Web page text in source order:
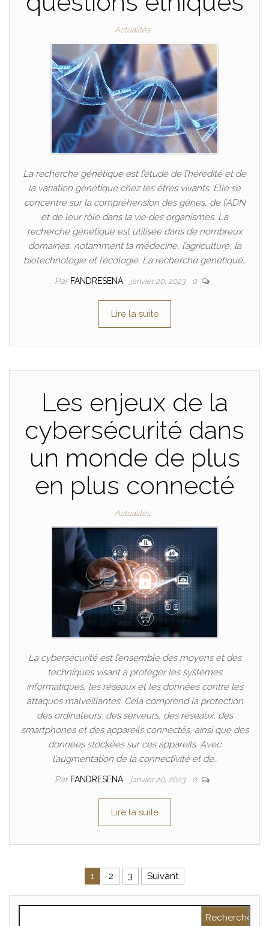
Actualités
La recherche génétique est l’étude de l’hérédité et de
la variation génétique chez les êtres vivants. Elle se
concentre sur la compréhension des gènes, de l’ADN
et de leur rôle dans la vie des organismes. La
recherche génétique est utilisée dans de nombreux
domaines, notamment la médecine, l’agriculture, la
biotechnologie et l’écologie. La recherche génétique…
Par FANDRESENA janvier 20, 2023 0
Lire la suite
Les enjeux de la
cybersécurité dans
un monde de plus
en plus connecté
Actualités
La cybersécurité est l’ensemble des moyens et des
techniques visant à protéger les systèmes
informatiques, les réseaux et les données contre les
attaques malveillantes. Cela comprend la protection
des ordinateurs, des serveurs, des réseaux, des
smartphones et des appareils connectés, ainsi que des
données stockées sur ces appareils. Avec
l’augmentation de la connectivité et de…
Par FANDRESENA janvier 20, 2023 0
Lire la suite
Pagination des publications
1 2 3 Suivant